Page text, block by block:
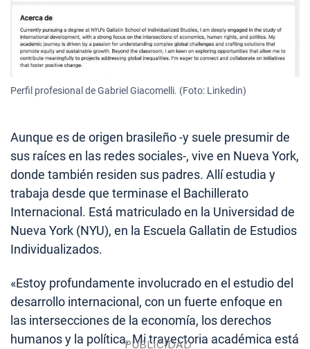
Perfil profesional de Gabriel Giacomelli. (Foto: Linkedin)
Aunque es de origen brasileño -y suele presumir de
sus raíces en las redes sociales-, vive en Nueva York,
donde también residen sus padres. Allí estudia y
trabaja desde que terminase el Bachillerato
Internacional. Está matriculado en la Universidad de
Nueva York (NYU), en la Escuela Gallatin de Estudios
Individualizados.
«Estoy profundamente involucrado en el estudio del
desarrollo internacional, con un fuerte enfoque en
las intersecciones de la economía, los derechos
humanos y la política. Mi trayectoria académica está